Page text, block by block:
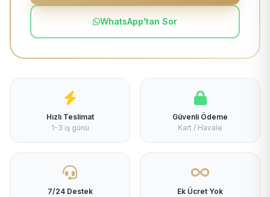
WhatsApp'tan Sor
Hızlı Teslimat
1-3 iş günü
Güvenli Ödeme
Kart / Havale
7/24 Destek
Ek Ücret Yok